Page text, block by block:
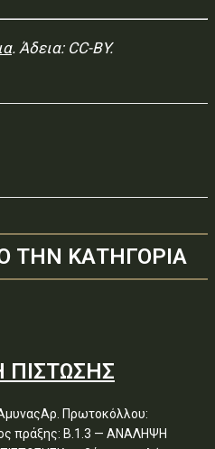
. Άδεια: CC-BY.
ΤΗΝ ΚΑΤΗΓΟΡΙΑ
ΠΙΣΤΩΣΗΣ
Πρωτοκόλλου:
πράξης: Β.1.3 — ΑΝΑΛΗΨΗ